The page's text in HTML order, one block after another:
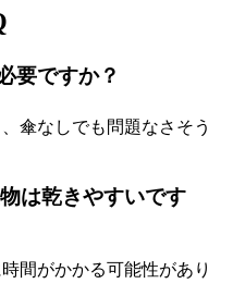
要ですか？
傘なしでも問題なさそう
は乾きやすいです
間がかかる可能性があり